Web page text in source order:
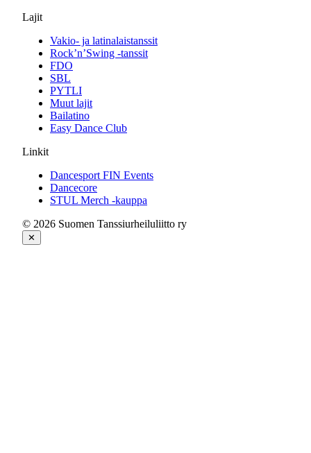
Lajit
Vakio- ja latinalaistanssit
Rock’n’Swing -tanssit
FDO
SBL
PYTLI
Muut lajit
Bailatino
Easy Dance Club
Linkit
Dancesport FIN Events
Dancecore
STUL Merch -kauppa
© 2026 Suomen Tanssiurheiluliitto ry
✕